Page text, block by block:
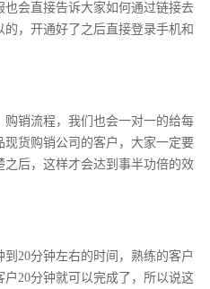
会直接告诉大家如何通过链接去
，开通好了之后直接登录手机和
销流程，我们也会一对一的给每
货购销公司的客户，大家一定要
后，这样才会达到事半功倍的效
到20分钟左右的时间，熟练的客户
20分钟就可以完成了，所以说这